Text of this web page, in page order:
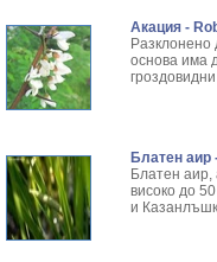
Акация -
Разклонено
основа има
Блатен аир
Блатен аир,
високо до
и